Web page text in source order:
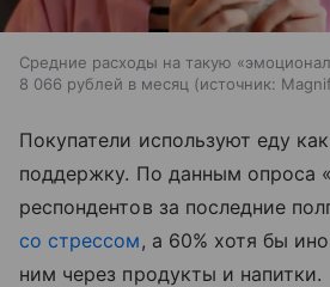
Средние расходы на такую
8 066 рублей в месяц
источник:
Покупатели используют еду
поддержку. По данным опроса
респондентов за последние
со стрессом , а 60% хотя бы
ним через продукты и напитки.